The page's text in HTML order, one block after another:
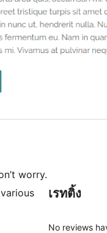
worry.
เรทติ้ง
No reviews